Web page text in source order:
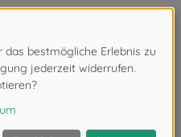
Lackierung der Teile
werden.
sind im